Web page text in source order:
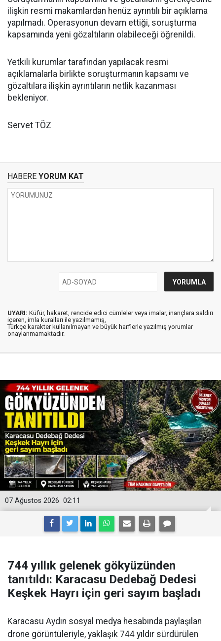
ilişkin resmi makamlardan henüz ayrıntılı bir açıklama
yapılmadı. Operasyonun devam ettiği, soruşturma
kapsamında yeni gözaltıların olabileceği öğrenildi.
Yetkili kurumlar tarafından yapılacak resmi
açıklamalarla birlikte soruşturmanın kapsamı ve
gözaltılara ilişkin ayrıntıların netlik kazanması
bekleniyor.
Servet TÖZ
HABERE YORUM KAT
UYARI: Küfür, hakaret, rencide edici cümleler veya imalar, inançlara saldırı
içeren, imla kuralları ile yazılmamış,
Türkçe karakter kullanılmayan ve büyük harflerle yazılmış yorumlar
onaylanmamaktadır.
02:11
07 Ağustos 2026
744 yıllık gelenek gökyüzünden
tanıtıldı: Karacasu Dedebağ Dedesi
Keşkek Hayrı için geri sayım başladı
Karacasu Aydın sosyal medya hesabında paylaşılan
drone görüntüleriyle, yaklaşık 744 yıldır sürdürülen